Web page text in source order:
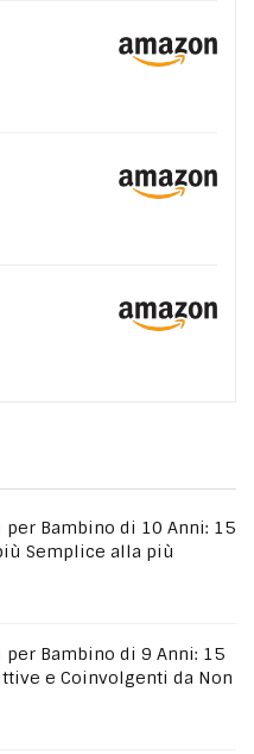
Bambino di 10 Anni: 15
Semplice alla più
Bambino di 9 Anni: 15
e Coinvolgenti da Non